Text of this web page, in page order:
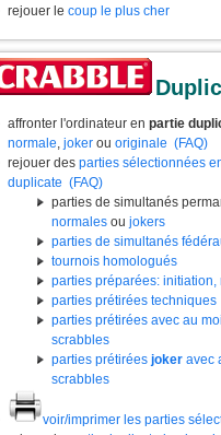
rejouer le coup le plus cher
affronter l'ordinateur en partie
normale, joker ou originale (FAQ)
rejouer des parties sélectionnées
duplicate (FAQ)
parties de simultanés
normales ou jokers
parties de simultanés
tournois homologués
parties préparées: initiation,
parties prétirées techniques
parties prétirées avec au
scrabbles
parties prétirées joker avec
scrabbles
voir/imprimer les parties